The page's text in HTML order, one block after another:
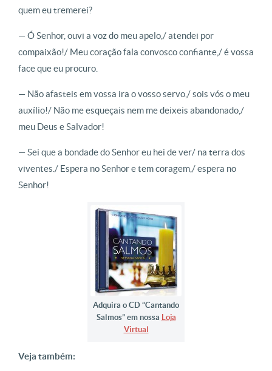
quem eu tremerei?
— Ó Senhor, ouvi a voz do meu apelo,/ atendei por
compaixão!/ Meu coração fala convosco confiante,/ é vossa
face que eu procuro.
— Não afasteis em vossa ira o vosso servo,/ sois vós o meu
auxílio!/ Não me esqueçais nem me deixeis abandonado,/
meu Deus e Salvador!
— Sei que a bondade do Senhor eu hei de ver/ na terra dos
viventes./ Espera no Senhor e tem coragem,/ espera no
Senhor!
Adquira o CD “Cantando
Salmos” em nossa Loja
Virtual
Veja também: